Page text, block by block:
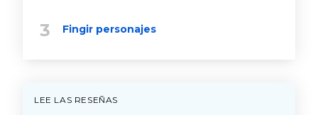
Fingir personajes
LEE LAS RESEÑAS